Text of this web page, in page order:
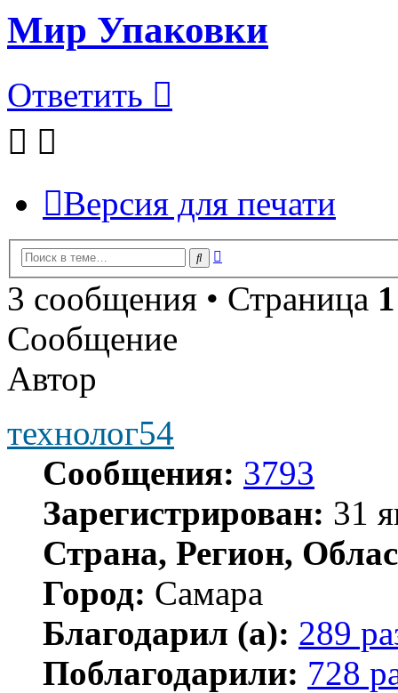
Мир Упаковки
Ответить
Версия для печати
Поиск
3 сообщения • Страница 1
Сообщение
Автор
технолог54
Сообщения: 3793
Зарегистрирован: 31
Страна, Регион,
Город: Самара
Благодарил (а): 289
Поблагодарили: 728